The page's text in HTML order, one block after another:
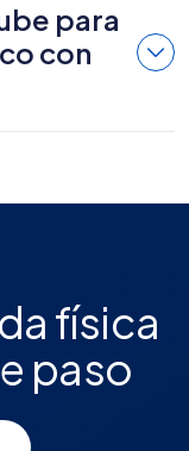
para
con
física
paso